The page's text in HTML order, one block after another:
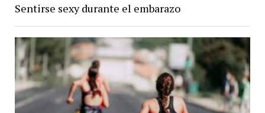
Sentirse sexy durante el embarazo